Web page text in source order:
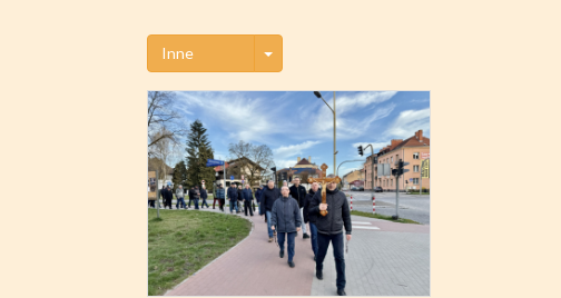
Inne Toggle Dropdown